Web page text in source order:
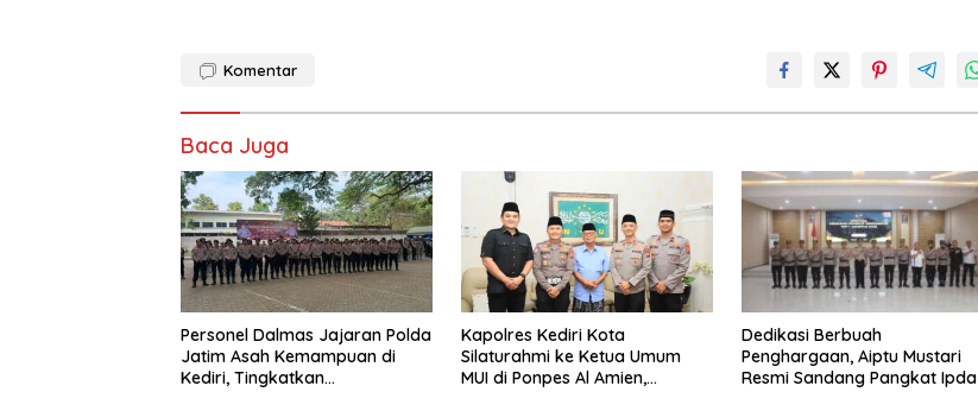
Komentar
Baca Juga
Personel Dalmas Jajaran Polda
Jatim Asah Kemampuan di
Kediri, Tingkatkan
Kapolres Kediri Kota
Silaturahmi ke Ketua Umum
MUI di Ponpes Al Amien,
Dedikasi Berbuah
Penghargaan, Aiptu Mustari
Resmi Sandang Pangkat Ipda